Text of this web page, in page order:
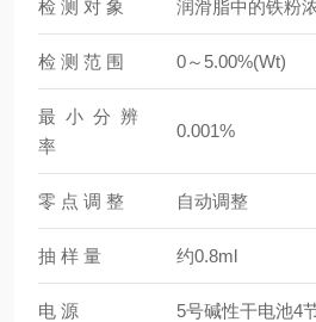
检 测 对 象 润滑脂中的铁粉
检 测 范 围 0～5.00%(Wt)
最 小 分 辨
率
0.001%
零 点 调 整 自动调整
抽 样 量 约0.8ml
电 源 5号碱性干电池4